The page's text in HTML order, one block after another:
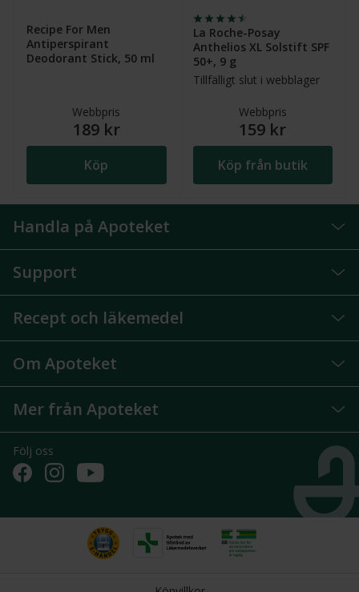
Recipe For Men
Antiperspirant
Deodorant Stick, 50 ml
Webbpris
189 kr
Köp
La Roche-Posay
Anthelios XL Solstift SPF
50+, 9 g
Tillfälligt slut i webblager
Webbpris
159 kr
Köp från butik
Handla på Apoteket
Support
Recept och läkemedel
Om Apoteket
Mer från Apoteket
Följ oss